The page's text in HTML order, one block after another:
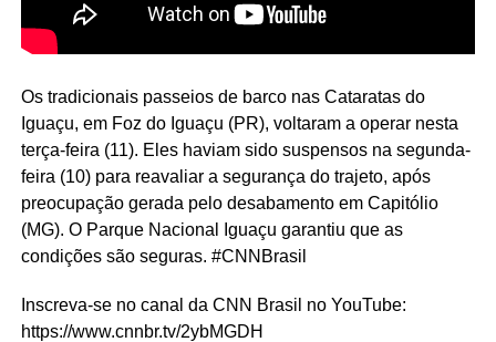
Os tradicionais passeios de barco nas Cataratas do
Iguaçu, em Foz do Iguaçu (PR), voltaram a operar nesta
terça-feira (11). Eles haviam sido suspensos na segunda-
feira (10) para reavaliar a segurança do trajeto, após
preocupação gerada pelo desabamento em Capitólio
(MG). O Parque Nacional Iguaçu garantiu que as
condições são seguras. #CNNBrasil
Inscreva-se no canal da CNN Brasil no YouTube:
https://www.cnnbr.tv/2ybMGDH